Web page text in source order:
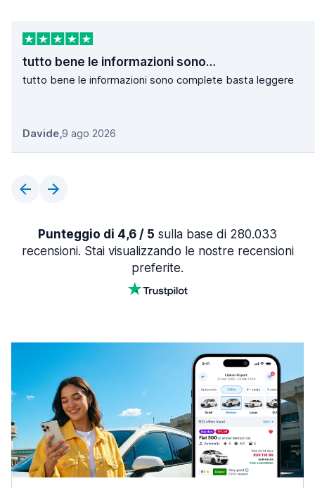
tutto bene le informazioni sono…
tutto bene le informazioni sono complete basta leggere
Davide,9 ago 2026
Punteggio di 4,6 / 5 sulla base di 280.033
recensioni. Stai visualizzando le nostre recensioni
preferite.